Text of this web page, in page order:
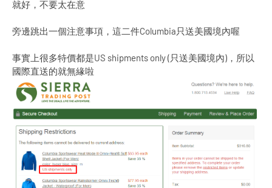
就好，不要太在意
旁邊跳出一個注意事項，這二件Columbia只送美國境內喔
事實上很多特價都是US shipments only (只送美國境內)，所以
國際直送的就無緣啦